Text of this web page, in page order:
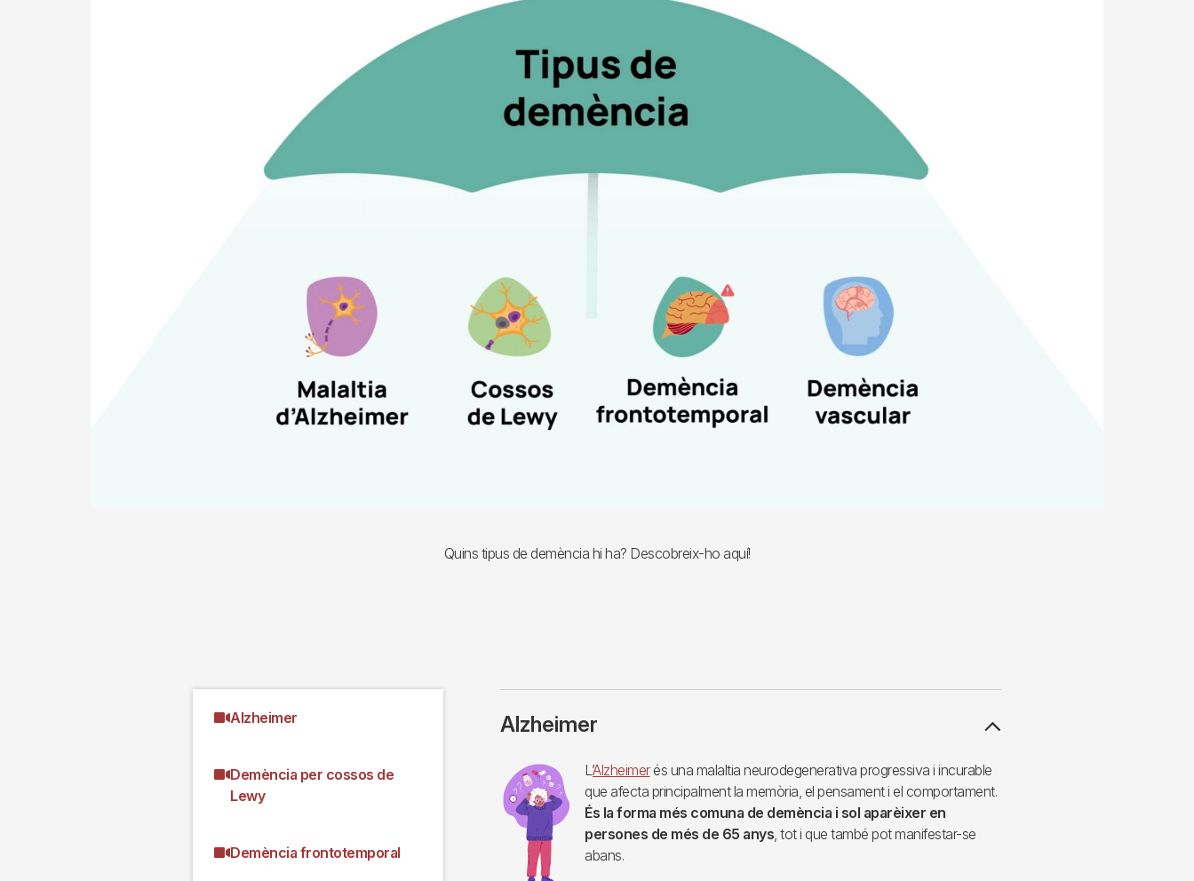
Quins tipus de demència hi ha? Descobreix-ho aquí!
Alzheimer
Demència per cossos de
Lewy
Demència frontotemporal
Alzheimer
Imagen L’ Alzheimerés una malaltia neurodegenerativa progressiva i incurable
que afecta principalment la memòria, el pensament i el comportament.
És la forma més comuna de demència i sol aparèixer en
persones de més de 65 anys , tot i que també pot manifestar-se
abans.